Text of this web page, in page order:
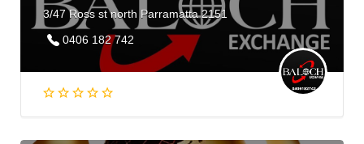
3/47 Ross st north Parramatta 2151
0406 182 742